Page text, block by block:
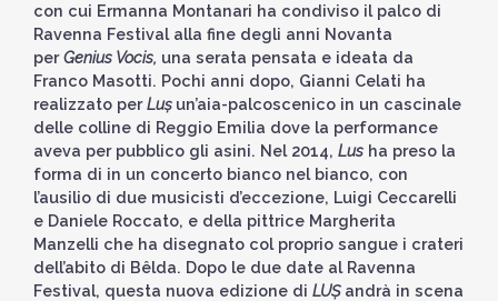
con cui Ermanna Montanari ha condiviso il palco di
Ravenna Festival alla fine degli anni Novanta
perGenius Vocis, una serata pensata e ideata da
Franco Masotti. Pochi anni dopo, Gianni Celati ha
realizzato perLuṣ un’aia-palcoscenico in un cascinale
delle colline di Reggio Emilia dove la performance
aveva per pubblico gli asini. Nel 2014, Lus ha preso la
forma di in un concerto bianco nel bianco, con
l’ausilio di due musicisti d’eccezione, Luigi Ceccarelli
e Daniele Roccato, e della pittrice Margherita
Manzelli che ha disegnato col proprio sangue i crateri
dell’abito di Bêlda. Dopo le due date al Ravenna
Festival, questa nuova edizione di LUṢ andrà in scena